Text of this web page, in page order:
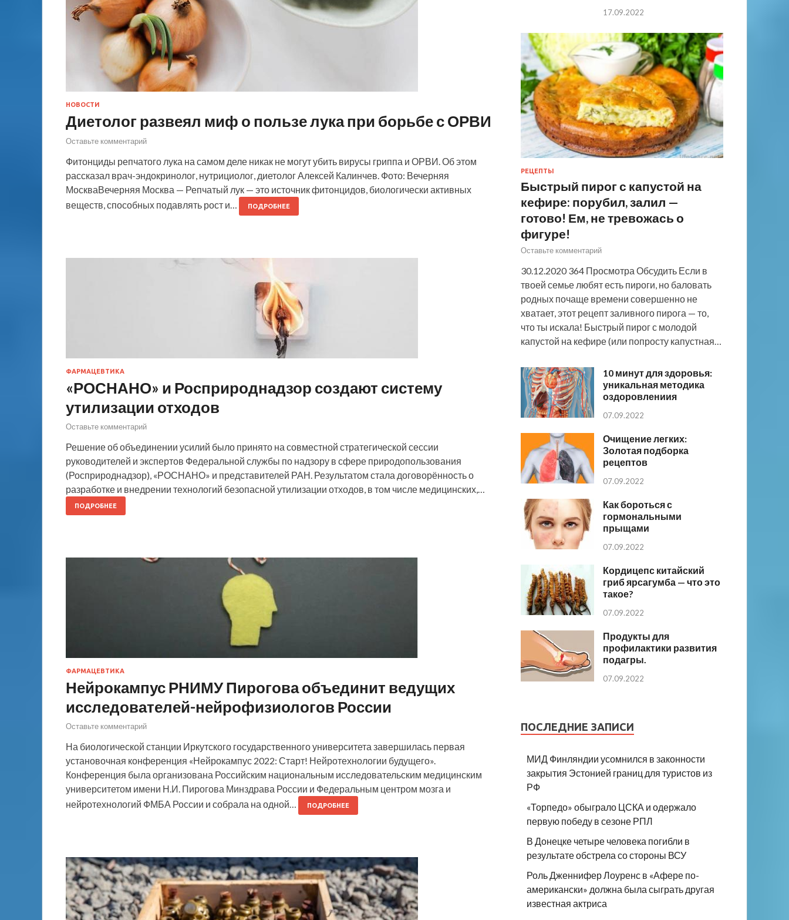
НОВОСТИ
Диетолог развеял миф о пользе лука при борьбе с ОРВИ
Оставьте комментарий
Фитонциды репчатого лука на самом деле никак не могут убить вирусы гриппа и ОРВИ. Об этом
рассказал врач-эндокринолог, нутрициолог, диетолог Алексей Калинчев. Фото: Вечерняя
МоскваВечерняя Москва — Репчатый лук — это источник фитонцидов, биологически активных
веществ, способных подавлять рост и…
ПОДРОБНЕЕ
ФАРМАЦЕВТИКА
«РОСНАНО» и Росприроднадзор создают систему
утилизации отходов
Оставьте комментарий
Решение об объединении усилий было принято на совместной стратегической сессии
руководителей и экспертов Федеральной службы по надзору в сфере природопользования
(Росприроднадзор), «РОСНАНО» и представителей РАН. Результатом стала договорённость о
разработке и внедрении технологий безопасной утилизации отходов, в том числе медицинских,…
ПОДРОБНЕЕ
ФАРМАЦЕВТИКА
Нейрокампус РНИМУ Пирогова объединит ведущих
исследователей-нейрофизиологов России
Оставьте комментарий
На биологической станции Иркутского государственного университета завершилась первая
установочная конференция «Нейрокампус 2022: Старт! Нейротехнологии будущего».
Конференция была организована Российским национальным исследовательским медицинским
университетом имени Н.И. Пирогова Минздрава России и Федеральным центром мозга и
нейротехнологий ФМБА России и собрала на одной…
ПОДРОБНЕЕ
17.09.2022
РЕЦЕПТЫ
Быстрый пирог с капустой на
кефире: порубил, залил —
готово! Ем, не тревожась о
фигуре!
Оставьте комментарий
30.12.2020 364 Просмотра Обсудить Если в
твоей семье любят есть пироги, но баловать
родных почаще времени совершенно не
хватает, этот рецепт заливного пирога — то,
что ты искала! Быстрый пирог с молодой
капустой на кефире (или попросту капустная…
10 минут для здоровья:
уникальная методика
оздоровлениия
07.09.2022
Очищение легких:
Золотая подборка
рецептов
07.09.2022
Как бороться с
гормональными
прыщами
07.09.2022
Кордицепс китайский
гриб ярсагумба — что это
такое?
07.09.2022
Продукты для
профилактики развития
подагры.
07.09.2022
ПОСЛЕДНИЕ ЗАПИСИ
МИД Финляндии усомнился в законности
закрытия Эстонией границ для туристов из
РФ
«Торпедо» обыграло ЦСКА и одержало
первую победу в сезоне РПЛ
В Донецке четыре человека погибли в
результате обстрела со стороны ВСУ
Роль Дженнифер Лоуренс в «Афере по-
американски» должна была сыграть другая
известная актриса